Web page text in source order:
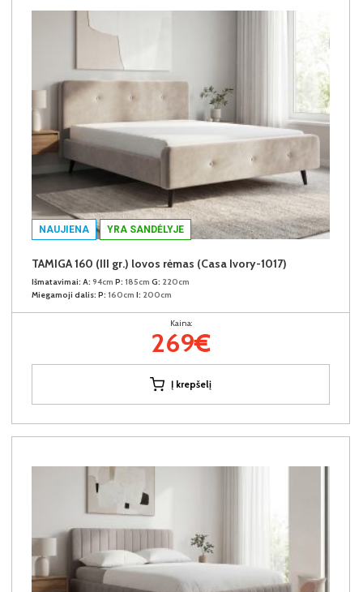
NAUJIENA YRA SANDĖLYJE
TAMIGA 160 (III gr.) lovos rėmas (Casa Ivory-1017)
Išmatavimai: A: 94cm P: 185cm G: 220cm
Miegamoji dalis: P: 160cm I: 200cm
Kaina:
269€
Į krepšelį